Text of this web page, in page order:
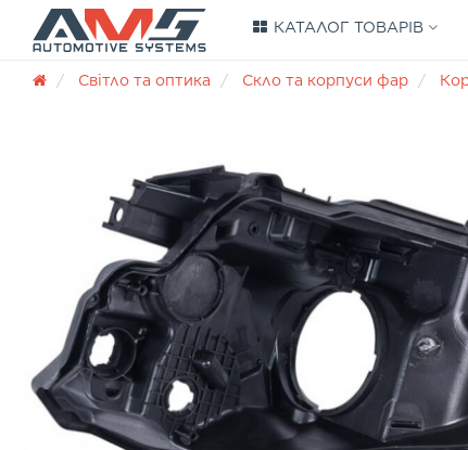
КАТАЛОГ ТОВАРІВ
Світло та оптика Скло та корпуси фар